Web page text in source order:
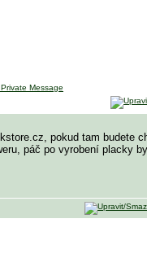
pokud tam budete
páč po vyrobení placky